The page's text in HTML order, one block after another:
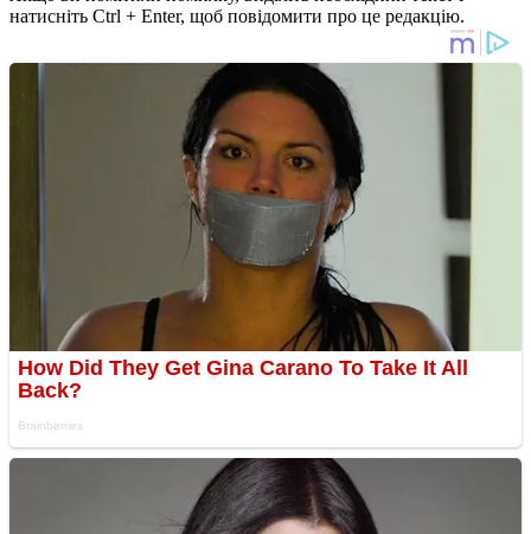
натисніть Ctrl + Enter, щоб повідомити про це редакцію.